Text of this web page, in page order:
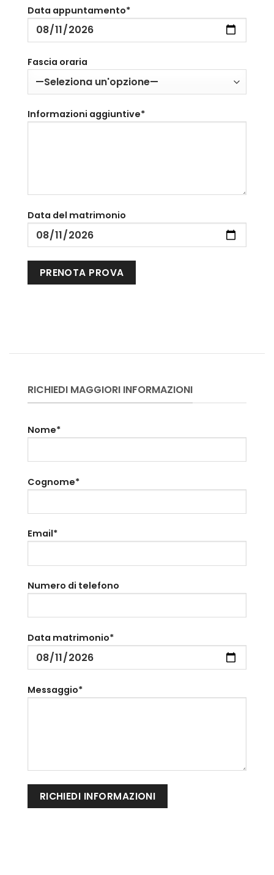
Data appuntamento*
Fascia oraria
Informazioni aggiuntive*
Data del matrimonio
RICHIEDI MAGGIORI INFORMAZIONI
Nome*
Cognome*
Email*
Numero di telefono
Data matrimonio*
Messaggio*